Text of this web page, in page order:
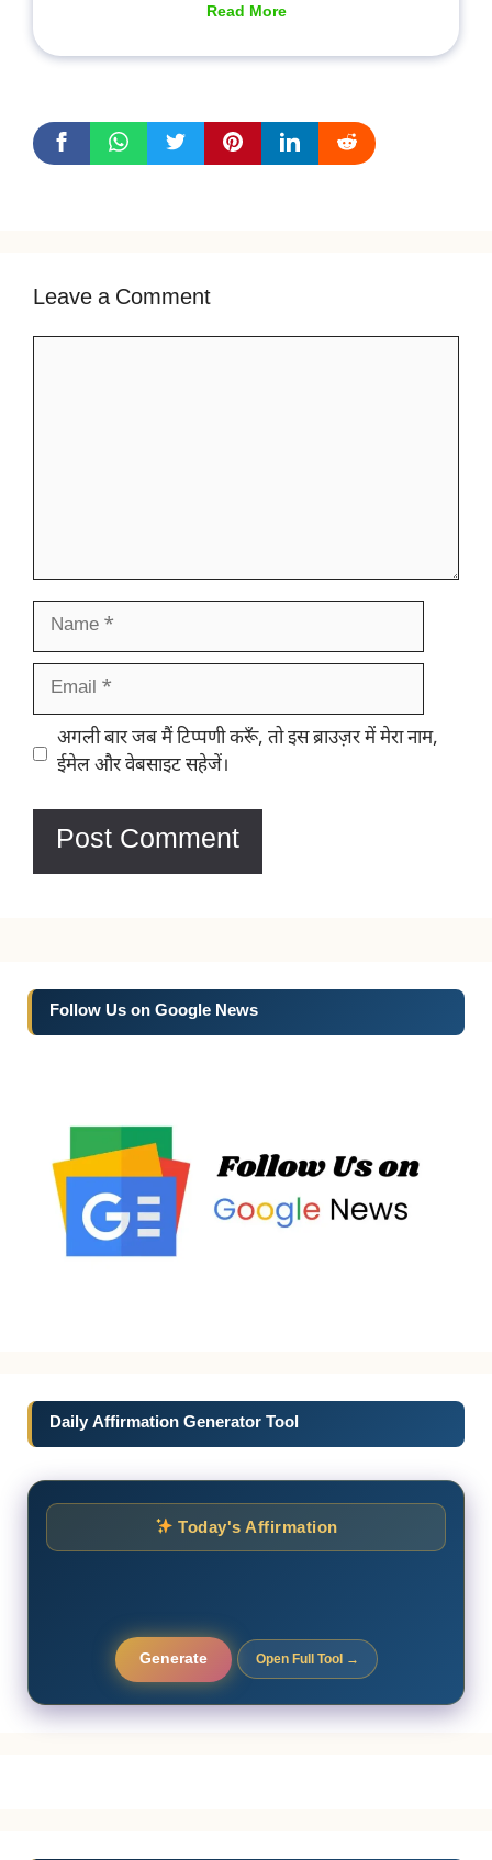
Read More
Leave a Comment
Name
Email
Website
अगली बार जब मैं टिप्पणी करूँ, तो इस ब्राउज़र में मेरा नाम,
ईमेल और वेबसाइट सहेजें।
Follow Us on Google News
Daily Affirmation Generator Tool
Today's Affirmation
Generate Open Full Tool →